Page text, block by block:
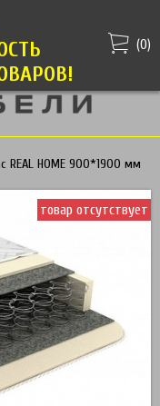
(0)
REAL HOME 900*1900 мм
товар отсутствует